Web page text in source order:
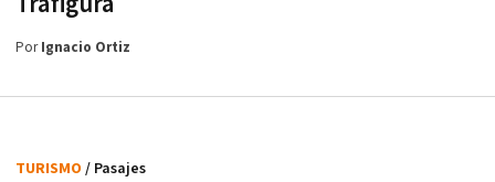
PorIgnacio Ortiz
TURISMO / Pasajes